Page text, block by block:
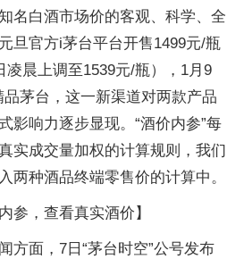
名白酒市场价的客观、科学、全
旦官方i茅台平台开售1499元/瓶
凌晨上调至1539元/瓶），1月9
品茅台，这一新渠道对两款产品
影响力逐步显现。“酒价内参”每
实成交量加权的计算规则，我们
两种酒品终端零售价的计算中。
参，查看真实酒价】
方面，7日“茅台时空”公号发布